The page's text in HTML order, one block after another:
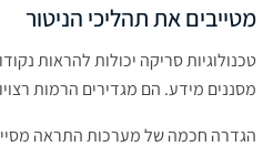
מטייבים את תהליכי הניטור
טכנולוגיות סריקה יכולות להראות
מסננים מידע. הם מגדירים הרמות
הגדרה חכמה של מערכות התראה